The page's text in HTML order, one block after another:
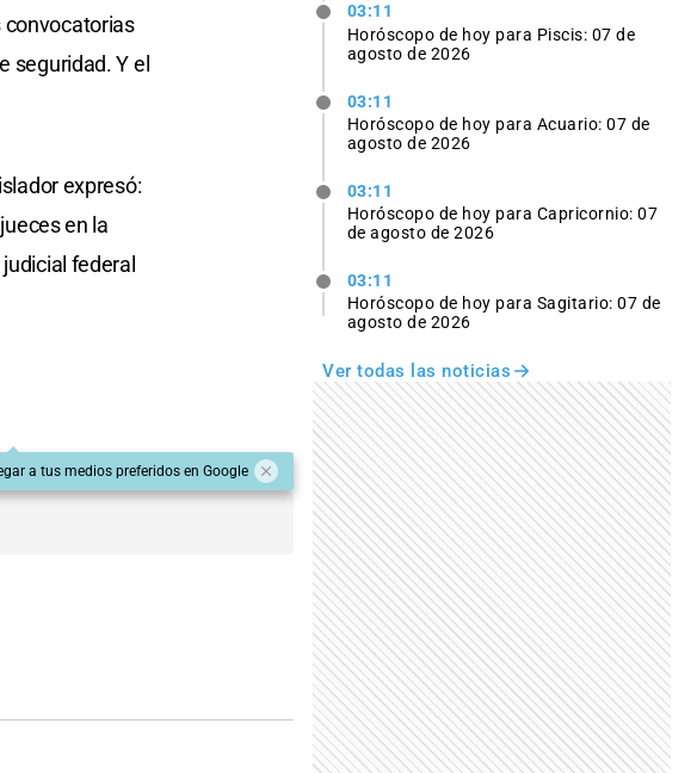
convocatorias
seguridad. Y el
expresó:
en la
federal
a tus medios preferidos en Google
03:11
Horóscopo de hoy para Piscis: 07 de
agosto de 2026
03:11
Horóscopo de hoy para Acuario: 07 de
agosto de 2026
03:11
Horóscopo de hoy para Capricornio: 07
de agosto de 2026
03:11
Horóscopo de hoy para Sagitario: 07 de
agosto de 2026
Ver todas las noticias